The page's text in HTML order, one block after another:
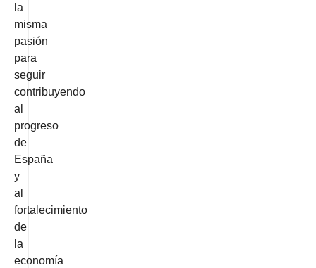
la
misma
pasión
para
seguir
contribuyendo
al
progreso
de
España
y
al
fortalecimiento
de
la
economía